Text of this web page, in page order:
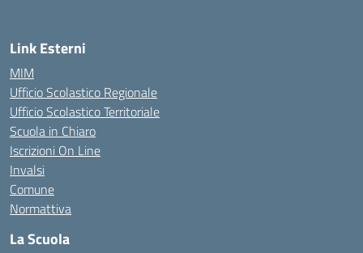
Link Esterni
MIM
Ufficio Scolastico Regionale
Ufficio Scolastico Territoriale
Scuola in Chiaro
Iscrizioni On Line
Invalsi
Comune
Normattiva
La Scuola